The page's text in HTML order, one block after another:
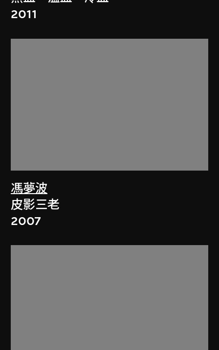
2011
馮夢波
皮影三老
2007